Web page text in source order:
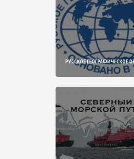
РУССКОЕ ГЕОГРАФИЧЕСКОЕ